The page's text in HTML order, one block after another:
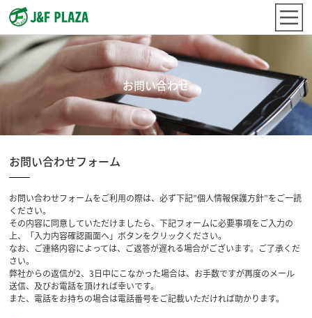
お問い合わせ
お問い合わせフォーム
お問い合わせフォームをご利用の際は、必ず下記”個人情報保護方針”をご一読
ください。
その内容に同意していただけましたら、下記フォームに必要事項をご入力の
上、「入力内容確認画面へ」ボタンをクリックください。
なお、ご連絡内容によっては、ご返答が遅れる場合がございます。ご了承くだ
さい。
弊社からの返信が2、3日中にこなかった場合は、お手数ですが再度のメール
送信、及びお電話を頂ければ幸いです。
また、電話をお持ちの場合は電話番号をご記載いただければ助かります。